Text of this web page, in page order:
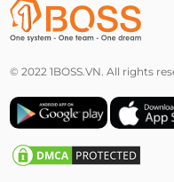
© 2022 1BOSS.VN. All rights